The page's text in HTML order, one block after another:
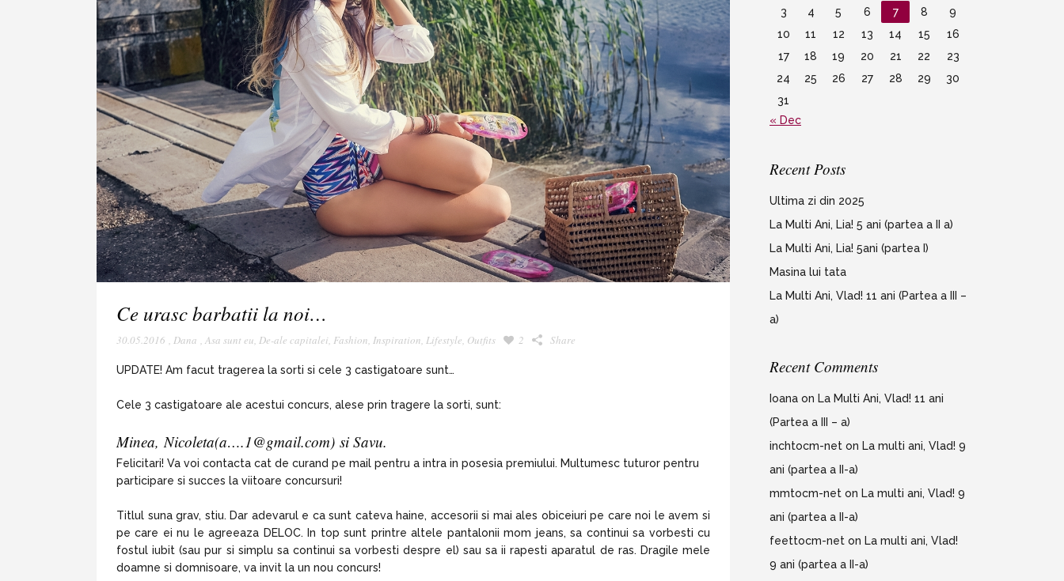
Ce urasc barbatii la noi…
30.05.2016 , Dana , Asa sunt eu, De-ale capitalei, Fashion, Inspiration, Lifestyle, Outfits 2 Share
UPDATE! Am facut tragerea la sorti si cele 3 castigatoare sunt…
Cele 3 castigatoare ale acestui concurs, alese prin tragere la sorti, sunt:
Minea, Nicoleta(a….1@gmail.com) si Savu.
Felicitari! Va voi contacta cat de curand pe mail pentru a intra in posesia premiului. Multumesc tuturor pentru
participare si succes la viitoare concursuri!
Titlul suna grav, stiu. Dar adevarul e ca sunt cateva haine, accesorii si mai ales obiceiuri pe care noi le avem si
pe care ei nu le agreeaza DELOC. In top sunt printre altele pantalonii mom jeans, sa continui sa vorbesti cu
fostul iubit (sau pur si simplu sa continui sa vorbesti despre el) sau sa ii rapesti aparatul de ras. Dragile mele
doamne si domnisoare, va invit la un nou concurs!
3
4 5 6 7 8
9
10
11 12 13 14 15
16
17
18 19 20 21 22
23
24
25 26 27 28 29
30
31
« Dec
Recent Posts
Ultima zi din 2025
La Multi Ani, Lia! 5 ani (partea a II a)
La Multi Ani, Lia! 5ani (partea I)
Masina lui tata
La Multi Ani, Vlad! 11 ani (Partea a III –
a)
Recent Comments
Ioana on La Multi Ani, Vlad! 11 ani
(Partea a III – a)
inchtocm-net on La multi ani, Vlad! 9
ani (partea a II-a)
mmtocm-net on La multi ani, Vlad! 9
ani (partea a II-a)
feettocm-net on La multi ani, Vlad!
9 ani (partea a II-a)